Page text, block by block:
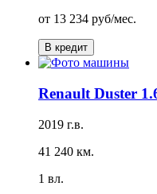
от 13 234 руб/мес.
В кредит
Renault Duster
2019 г.в.
41 240 км.
1 вл.